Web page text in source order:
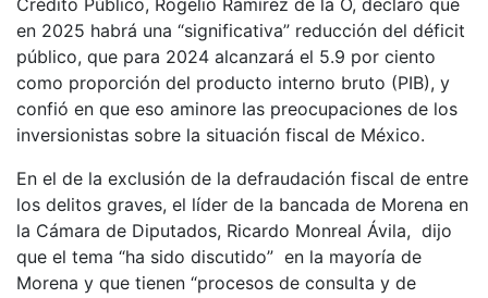
en 2025 habrá una “significativa” reducción del déficit
público, que para 2024 alcanzará el 5.9 por ciento
como proporción del producto interno bruto (PIB), y
confió en que eso aminore las preocupaciones de los
inversionistas sobre la situación fiscal de México.
En el de la exclusión de la defraudación fiscal de entre
los delitos graves, el líder de la bancada de Morena en
la Cámara de Diputados, Ricardo Monreal Ávila, dijo
que el tema “ha sido discutido” en la mayoría de
Morena y que tienen “procesos de consulta y de